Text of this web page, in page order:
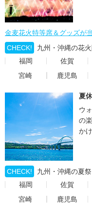
金麦花火特等席＆グッズが
CHECK!
九州・沖縄の花
福岡
佐賀
宮崎
鹿児島
夏
ウ
の
か
CHECK!
九州・沖縄の夏
福岡
佐賀
宮崎
鹿児島